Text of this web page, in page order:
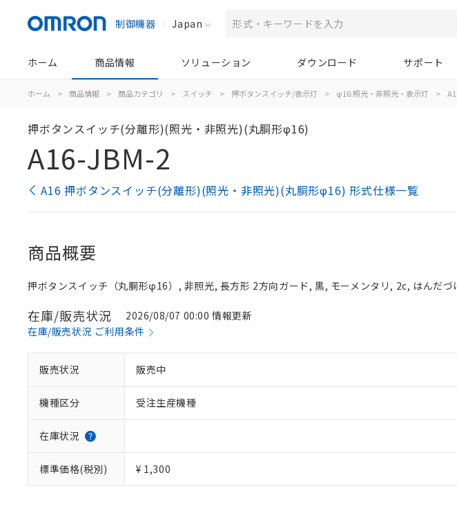
制御機器 Japan
ホーム 商品情報 ソリューション ダウンロード サポート
ホーム > 商品情報 > 商品カテゴリ > スイッチ > 押ボタンスイッチ/表示灯 > φ16:照光・非照光・表示灯 >
押ボタンスイッチ(分離形)(照光・非照光)(丸胴形φ16)
A16-JBM-2
A16 押ボタンスイッチ(分離形)(照光・非照光)(丸胴形φ16) 形式仕様一覧
商品概要
押ボタンスイッチ（丸胴形φ16）, 非照光, 長方形 2方向ガード, 黒, モーメンタリ, 2c, はんだづ
在庫/販売状況
2026/08/07 00:00 情報更新
在庫/販売状況 ご利用条件
販売状況 販売中
機種区分 受注生産機種
在庫状況
標準価格(税別) ¥ 1,300